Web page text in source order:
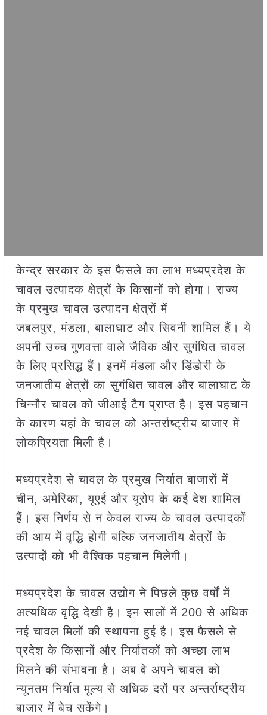
केन्द्र सरकार के इस फैसले का लाभ मध्यप्रदेश के
चावल उत्पादक क्षेत्रों के किसानों को होगा। राज्य
के प्रमुख चावल उत्पादन क्षेत्रों में
जबलपुर, मंडला, बालाघाट और सिवनी शामिल हैं। ये
अपनी उच्च गुणवत्ता वाले जैविक और सुगंधित चावल
के लिए प्रसिद्ध हैं। इनमें मंडला और डिंडोरी के
जनजातीय क्षेत्रों का सुगंधित चावल और बालाघाट के
चिन्नौर चावल को जीआई टैग प्राप्त है। इस पहचान
के कारण यहां के चावल को अन्तर्राष्ट्रीय बाजार में
लोकप्रियता मिली है।
मध्यप्रदेश से चावल के प्रमुख निर्यात बाजारों में
चीन, अमेरिका, यूएई और यूरोप के कई देश शामिल
हैं। इस निर्णय से न केवल राज्य के चावल उत्पादकों
की आय में वृद्धि होगी बल्कि जनजातीय क्षेत्रों के
उत्पादों को भी वैश्विक पहचान मिलेगी।
मध्यप्रदेश के चावल उद्योग ने पिछले कुछ वर्षों में
अत्यधिक वृद्धि देखी है। इन सालों में 200 से अधिक
नई चावल मिलों की स्थापना हुई है। इस फैसले से
प्रदेश के किसानों और निर्यातकों को अच्छा लाभ
मिलने की संभावना है। अब वे अपने चावल को
न्यूनतम निर्यात मूल्य से अधिक दरों पर अन्तर्राष्ट्रीय
बाजार में बेच सकेंगे।